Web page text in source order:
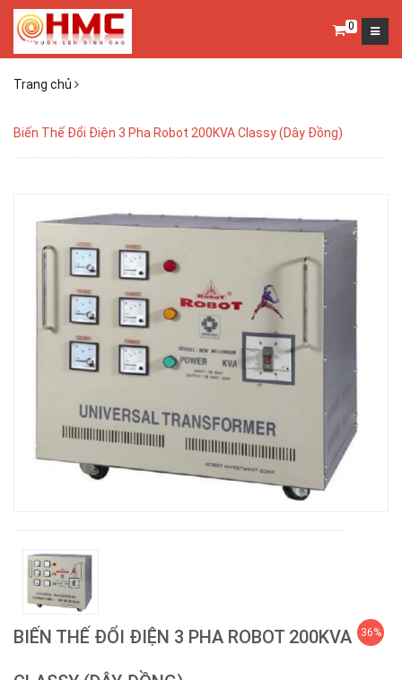
0
Trang chủ
Biến Thế Đổi Điện 3 Pha Robot 200KVA Classy (Dây Đồng)
BIẾN THẾ ĐỔI ĐIỆN 3 PHA ROBOT 200KVA 36%